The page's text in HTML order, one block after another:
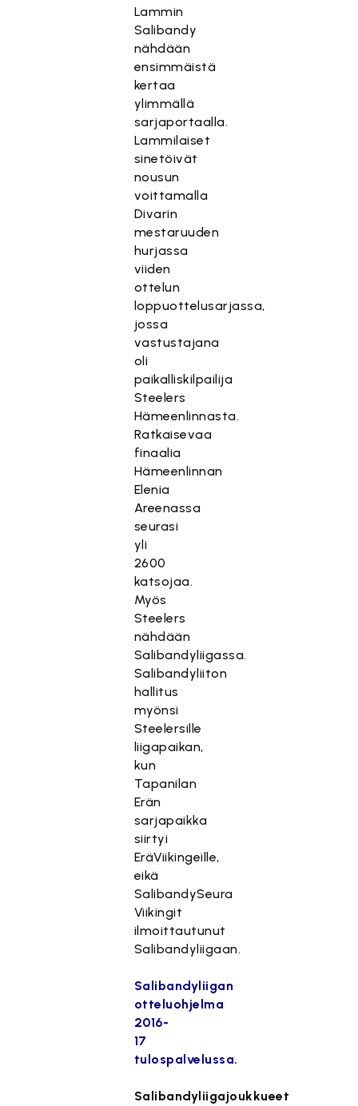
Lammin
Salibandy
nähdään
ensimmäistä
kertaa
ylimmällä
sarjaportaalla.
Lammilaiset
sinetöivät
nousun
voittamalla
Divarin
mestaruuden
hurjassa
viiden
ottelun
loppuottelusarjassa,
jossa
vastustajana
oli
paikalliskilpailija
Steelers
Hämeenlinnasta.
Ratkaisevaa
finaalia
Hämeenlinnan
Elenia
Areenassa
seurasi
yli
2600
katsojaa.
Myös
Steelers
nähdään
Salibandyliigassa.
Salibandyliiton
hallitus
myönsi
Steelersille
liigapaikan,
kun
Tapanilan
Erän
sarjapaikka
siirtyi
EräViikingeille,
eikä
SalibandySeura
Viikingit
ilmoittautunut
Salibandyliigaan.
Salibandyliigan
otteluohjelma
2016-
17
tulospalvelussa.
Salibandyliigajoukkueet